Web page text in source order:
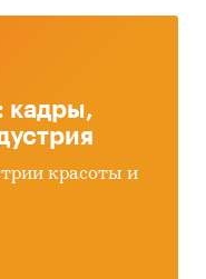
кадры,
красоты и